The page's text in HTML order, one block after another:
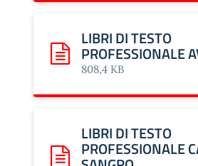
Scarica: LIBRI DI TESTO
LIBRI DI TESTO
PROFESSIONALE
808,4 KB
LIBRI DI TESTO
PROFESSIONALE